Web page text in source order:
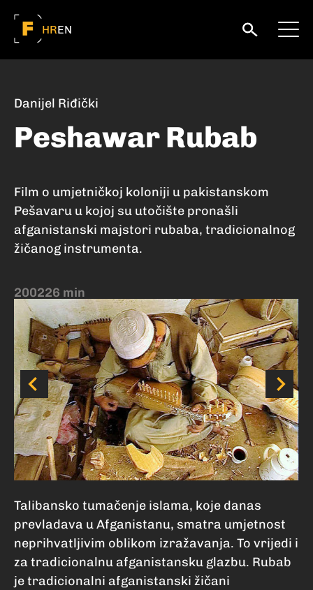
HREN
Danijel Riđički
Peshawar Rubab
Film o umjetničkoj koloniji u pakistanskom
Pešavaru u kojoj su utočište pronašli
afganistanski majstori rubaba, tradicionalnog
žičanog instrumenta.
200226 min
Talibansko tumačenje islama, koje danas
prevladava u Afganistanu, smatra umjetnost
neprihvatljivim oblikom izražavanja. To vrijedi i
za tradicionalnu afganistansku glazbu. Rubab
je tradicionalni afganistanski žičani